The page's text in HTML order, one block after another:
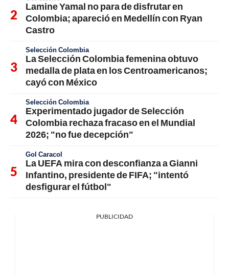
Lamine Yamal no para de disfrutar en
Colombia; apareció en Medellín con Ryan
Castro
Selección Colombia
La Selección Colombia femenina obtuvo
medalla de plata en los Centroamericanos;
cayó con México
Selección Colombia
Experimentado jugador de Selección
Colombia rechaza fracaso en el Mundial
2026; "no fue decepción"
Gol Caracol
La UEFA mira con desconfianza a Gianni
Infantino, presidente de FIFA; "intentó
desfigurar el fútbol"
PUBLICIDAD